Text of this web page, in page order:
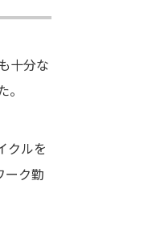
十分な
クルを
ーク勤